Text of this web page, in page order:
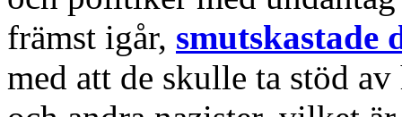
främst igår, smutskastade
med att de skulle ta stöd